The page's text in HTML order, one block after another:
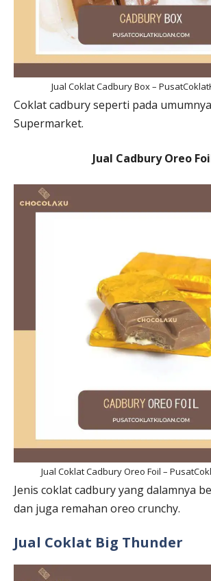
Jual Coklat Cadbury Box –
Coklat cadbury seperti pada
Supermarket.
Jual Cadbury Oreo
Jual Coklat Cadbury Oreo Foil –
Jenis coklat cadbury yang dalamnya
dan juga remahan oreo crunchy.
Jual Coklat Big Thunder